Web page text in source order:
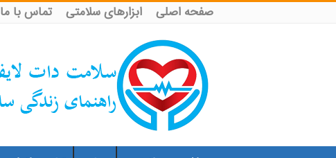
صفحه اصلی ابزارهای سلامتی تماس با ما